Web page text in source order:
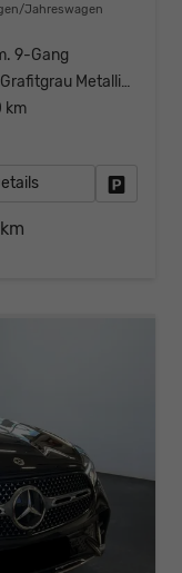
Jahreswagen
9-Gang
831 - Grafitgrau Metalliclack
km